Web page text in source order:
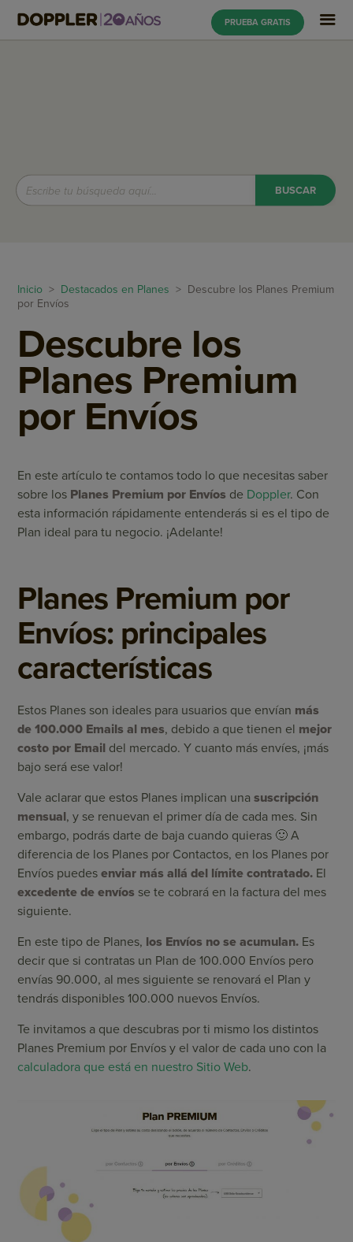
PRUEBA GRATIS
Inicio > Destacados en Planes > Descubre los Planes Premium
por Envíos
Descubre los
Planes Premium
por Envíos
En este artículo te contamos todo lo que necesitas saber
sobre los Planes Premium por Envíos de Doppler. Con
esta información rápidamente entenderás si es el tipo de
Plan ideal para tu negocio. ¡Adelante!
Planes Premium por
Envíos: principales
características
Estos Planes son ideales para usuarios que envían más
de 100.000 Emails al mes, debido a que tienen el mejor
costo por Email del mercado. Y cuanto más envíes, ¡más
bajo será ese valor!
Vale aclarar que estos Planes implican unasuscripción
mensual, y se renuevan el primer día de cada mes. Sin
embargo, podrás darte de baja cuando quieras 🙂 A
diferencia de los Planes por Contactos, en los Planes por
Envíos puedesenviar más allá del límite contratado. El
excedente de envíos se te cobrará en la factura del mes
siguiente.
En este tipo de Planes, los Envíos no se acumulan. Es
decir que si contratas un Plan de 100.000 Envíos pero
envías 90.000, al mes siguiente se renovará el Plan y
tendrás disponibles 100.000 nuevos Envíos.
Te invitamos a que descubras por ti mismo los distintos
Planes Premium por Envíos y el valor de cada uno con la
calculadora que está en nuestro Sitio Web.